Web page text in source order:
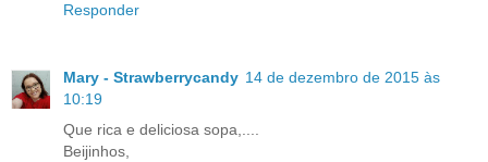
Responder
Mary - Strawberrycandy 14 de dezembro de 2015 às
10:19
Que rica e deliciosa sopa,....
Beijinhos,